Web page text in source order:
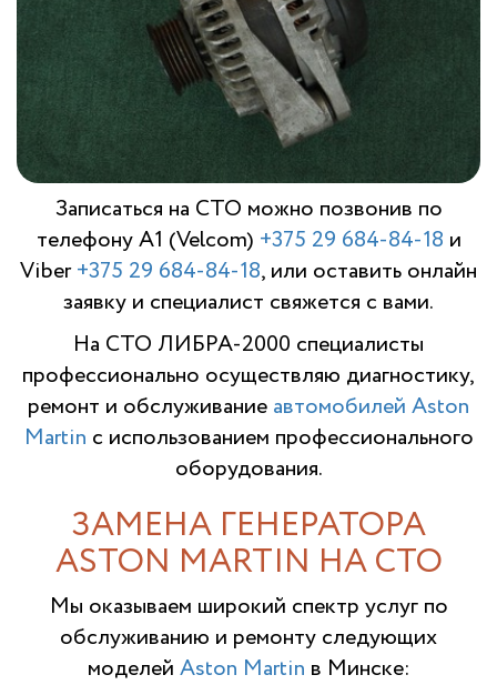
Записаться на СТО можно позвонив по
телефону A1 (Velcom) +375 29 684-84-18 и
Viber+375 29 684-84-18, или оставить онлайн
заявку и специалист свяжется с вами.
На СТО ЛИБРА-2000 специалисты
профессионально осуществляю диагностику,
ремонт и обслуживание автомобилей Aston
Martin с использованием профессионального
оборудования.
ЗАМЕНА ГЕНЕРАТОРА
ASTON MARTIN НА СТО
Мы оказываем широкий спектр услуг по
обслуживанию и ремонту следующих
моделей Aston Martin в Минске: